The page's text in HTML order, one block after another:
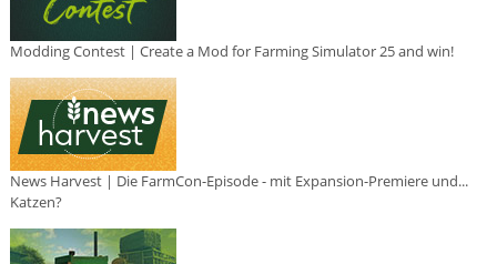
Modding Contest | Create a Mod for Farming Simulator 25 and win!
News Harvest | Die FarmCon-Episode - mit Expansion-Premiere und...
Katzen?